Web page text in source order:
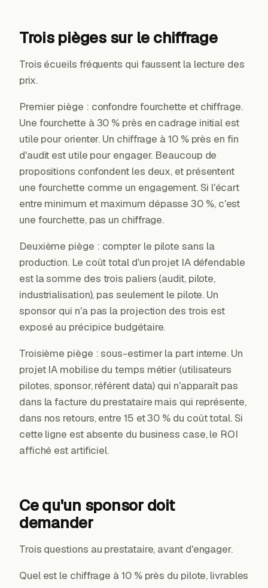
Trois pièges sur le chiffrage
Trois écueils fréquents qui faussent la lecture des
prix.
Premier piège : confondre fourchette et chiffrage.
Une fourchette à 30 % près en cadrage initial est
utile pour orienter. Un chiffrage à 10 % près en fin
d'audit est utile pour engager. Beaucoup de
propositions confondent les deux, et présentent
une fourchette comme un engagement. Si l'écart
entre minimum et maximum dépasse 30 %, c'est
une fourchette, pas un chiffrage.
Deuxième piège : compter le pilote sans la
production. Le coût total d'un projet IA défendable
est la somme des trois paliers (audit, pilote,
industrialisation), pas seulement le pilote. Un
sponsor qui n'a pas la projection des trois est
exposé au précipice budgétaire.
Troisième piège : sous-estimer la part interne. Un
projet IA mobilise du temps métier (utilisateurs
pilotes, sponsor, référent data) qui n'apparaît pas
dans la facture du prestataire mais qui représente,
dans nos retours, entre 15 et 30 % du coût total. Si
cette ligne est absente du business case, le ROI
affiché est artificiel.
Ce qu'un sponsor doit
demander
Trois questions au prestataire, avant d'engager.
Quel est le chiffrage à 10 % près du pilote, livrables